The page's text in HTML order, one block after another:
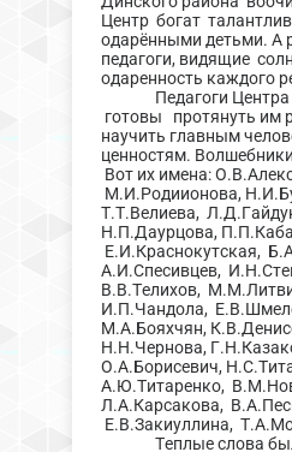
Центр богат
одарёнными детьми. А
педагоги, видящие
одаренность каждого
Педагоги Центра
готовы протянуть
научить главным
ценностям.
Вот их имена:
М.И.Родиионова,
Т.Т.Велиева,
Н.П.Даурцова,
Е.И.Краснокутская,
А.И.Спесивцев,
В.В.Телихов,
И.П.Чандола,
М.А.Бояхчян,
Н.Н.Чернова,
О.А.Борисевич,
А.Ю.Титаренко,
Л.А.Карсакова,
Е.В.Закиуллина,
Теплые слова